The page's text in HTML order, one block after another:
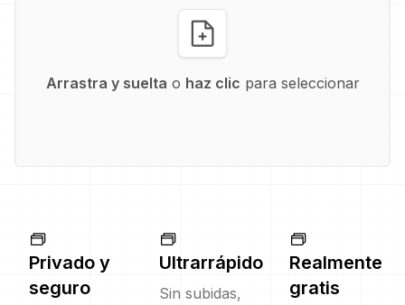
Arrastra y suelta o haz clic para seleccionar
Privado y
seguro
Ultrarrápido
Sin subidas,
Realmente
gratis